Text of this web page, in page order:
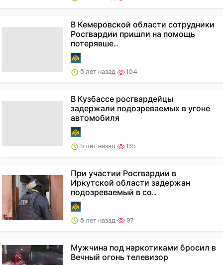
В Кемеровской области сотрудники
Росгвардии пришли на помощь
потерявше...
5 лет назад 104
В Кузбассе росгвардейцы
задержали подозреваемых в угоне
автомобиля
5 лет назад 135
При участии Росгвардии в
Иркутской области задержан
подозреваемый в со...
5 лет назад 97
Мужчина под наркотиками бросил в
Вечный огонь телевизор